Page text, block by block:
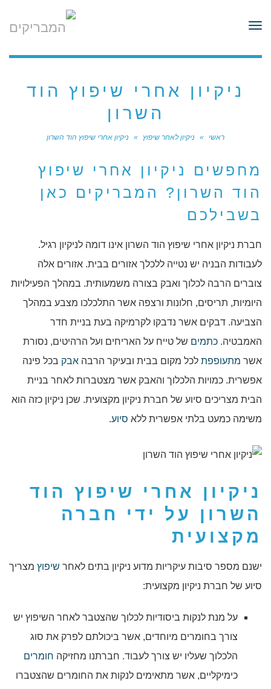
תפריט
ניקיון אחרי שיפוץ הוד
השרון
ראשי » ניקיון לאחר שיפוץ » ניקיון אחרי שיפוץ הוד השרון
מחפשים ניקיון אחרי שיפוץ
הוד השרון? המבריקים כאן
בשבילכם
חברת ניקיון אחרי שיפוץ הוד השרון אינו דומה לניקיון רגיל.
לעבודות הבניה יש נטייה ללכלך אזורים בבית. אזורים אלה
צוברים הרבה לכלוך ואבק בצורה משמעותית. במהלך הפעילויות
היומיות, תריסים, חלונות ורצפה אשר התלכלכו מצבע במהלך
הצביעה. דבקים אשר נדבקו לקרמיקה בעת בניית חדר
האמבטיה. כתמים של טייח על האריחים ועל הרהיטים, נסורת
אשר מתעופפת לכל מקום בבית ובעיקר הרבה אבק בכל פינה
אפשרית. כמויות הלכלוך והאבק אשר מצטברות לאחר בניית
הבית מצריכים סיוע של חברת ניקיון מקצועית. שכן ניקיון כזה הוא
משימה כמעט בלתי אפשרית ללא סיוע.
ניקיון אחרי שיפוץ הוד
השרון
על ידי חברה
מקצועית
ישנם מספר סיבות עיקריות מדוע ניקיון בתים לאחר שיפוץ מצריך
סיוע של חברת ניקיון מקצועית:
על מנת לנקות ביסודיות לכלוך שהצטבר לאחר השיפוץ יש
צורך בחומרים מיוחדים, אשר ביכולתם לפרק את סוג
הלכלוך שעליו יש צורך לעבוד. חברתנו מחזיקה חומרים
כימיקליים, אשר מתאימים לנקות את החומרים שהצטברו